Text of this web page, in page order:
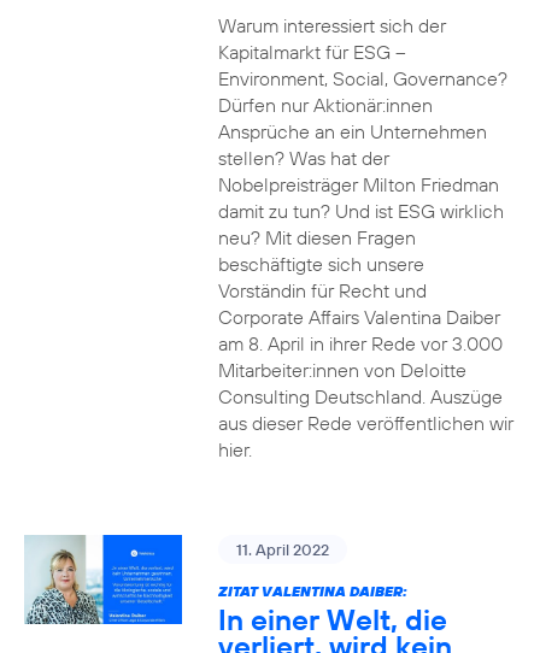
Warum interessiert sich der
Kapitalmarkt für ESG –
Environment, Social, Governance?
Dürfen nur Aktionär:innen
Ansprüche an ein Unternehmen
stellen? Was hat der
Nobelpreisträger Milton Friedman
damit zu tun? Und ist ESG wirklich
neu? Mit diesen Fragen
beschäftigte sich unsere
Vorständin für Recht und
Corporate Affairs Valentina Daiber
am 8. April in ihrer Rede vor 3.000
Mitarbeiter:innen von Deloitte
Consulting Deutschland. Auszüge
aus dieser Rede veröffentlichen wir
hier.
11. April 2022
ZITAT VALENTINA DAIBER:
In einer Welt, die
verliert, wird kein